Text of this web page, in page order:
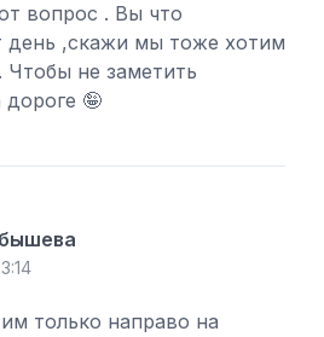
вопрос . Вы что
день ,скажи мы тоже хотим
Чтобы не заметить
дороге 🤪
только направо на